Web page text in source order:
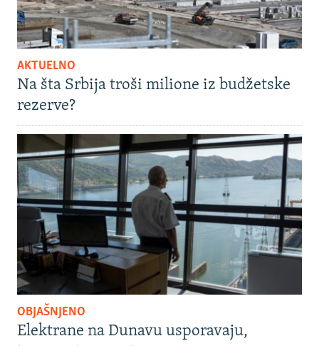
AKTUELNO
Na šta Srbija troši milione iz budžetske
rezerve?
OBJAŠNJENO
Elektrane na Dunavu usporavaju,